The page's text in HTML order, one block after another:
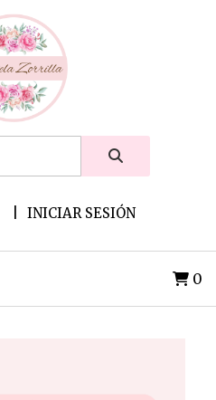
INICIAR SESIÓN
0